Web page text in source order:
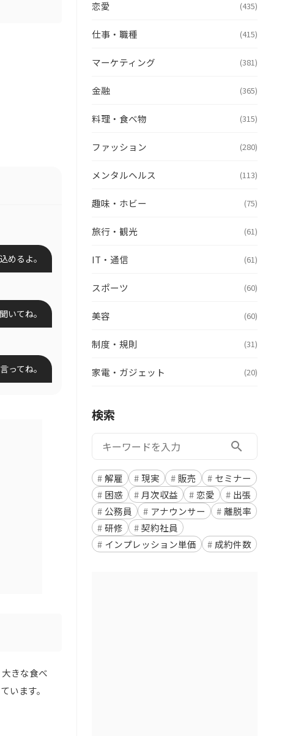
めるよ。
いてね。
ってね。
きな食べ
います。
恋愛 (435)
仕事・職種 (415)
マーケティング (381)
金融 (365)
料理・食べ物 (315)
ファッション (280)
メンタルヘルス (113)
趣味・ホビー (75)
旅行・観光 (61)
IT・通信 (61)
スポーツ (60)
美容 (60)
制度・規則 (31)
家電・ガジェット (20)
検索
検索: search
解雇 現実 販売
セミナー
困惑
月次収益 恋愛
出張
公務員
アナウンサー
離脱率
研修
契約社員
インプレッション単価
成約件数